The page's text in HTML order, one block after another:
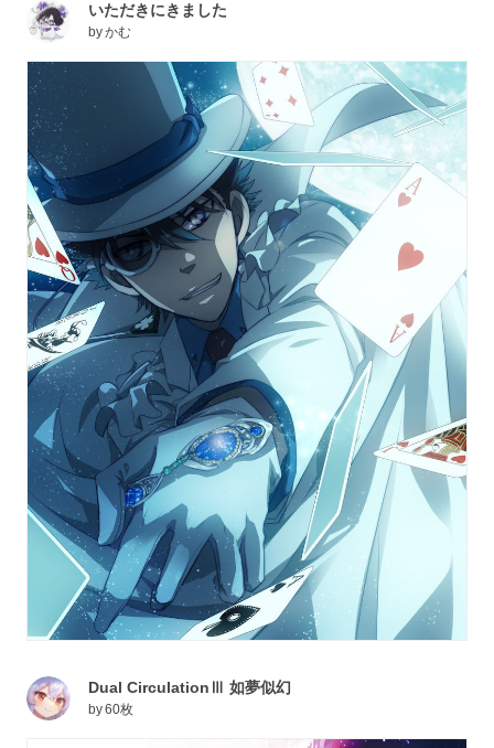
いただきにきました
byかむ
Dual CirculationⅢ 如夢似幻
by60枚